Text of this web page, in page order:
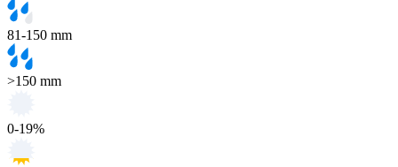
81-150 mm
>150 mm
0-19%